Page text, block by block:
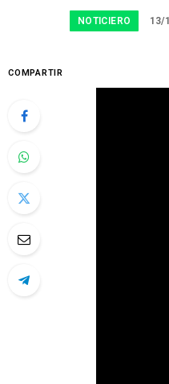
NOTICIERO 13/
COMPARTIR